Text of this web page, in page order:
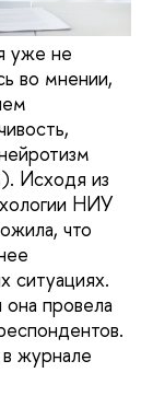
уже не
во мнении,
Исходя из
НИУ
что
ситуациях.
провела
журнале